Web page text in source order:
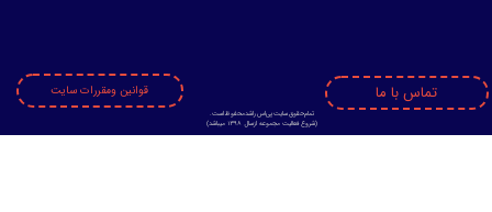
★★★★★
تمام حقوق سایت پی اس راشد محفوظ است.
​​​​​​​(شروع فعالیت مجموعه ازسال 1398 میباشد)
تماس با ما قوانین ومقررات سایت